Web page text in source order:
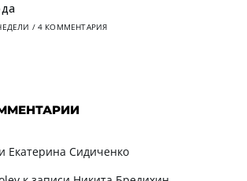
/ 4 КОММЕНТАРИЯ
Екатерина Сидиченко